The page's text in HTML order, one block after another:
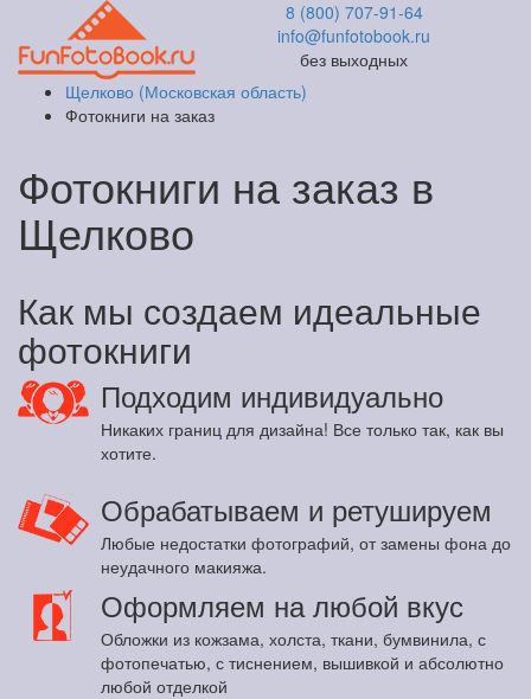
8 (800) 707-91-64
info@funfotobook.ru
без выходных
Щелково (Московская область)
Фотокниги на заказ
Фотокниги на заказ в
Щелково
Как мы создаем идеальные
фотокниги
Подходим индивидуально
Никаких границ для дизайна! Все только так, как вы
хотите.
Обрабатываем и ретушируем
Любые недостатки фотографий, от замены фона до
неудачного макияжа.
Оформляем на любой вкус
Обложки из кожзама, холста, ткани, бумвинила, с
фотопечатью, с тиснением, вышивкой и абсолютно
любой отделкой